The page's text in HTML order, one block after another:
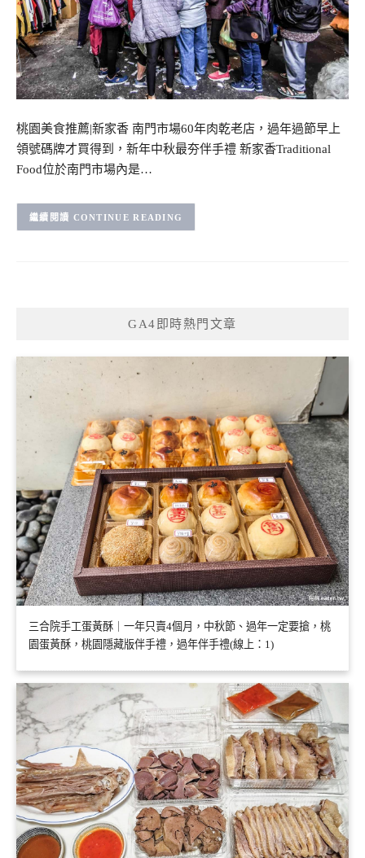
桃園美食推薦|新家香 南門市場60年肉乾老店，過年過節早上
領號碼牌才買得到，新年中秋最夯伴手禮 新家香Traditional
Food位於南門市場內是…
CONTINUE READING
GA4即時熱門文章
三合院手工蛋黃酥｜一年只賣4個月，中秋節、過年一定要搶，桃
園蛋黃酥，桃園隱藏版伴手禮，過年伴手禮(線上：1)